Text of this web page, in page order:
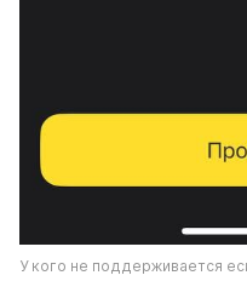
У кого не поддерживается